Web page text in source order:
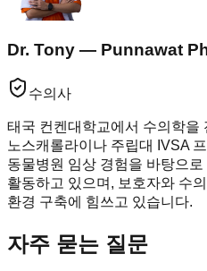
Dr. Tony — Punnawat
수의사
태국 컨켄대학교에서 수의학을
노스캐롤라이나 주립대 IVSA
동물병원 임상 경험을 바탕으
활동하고 있으며, 보호자와 수
환경 구축에 힘쓰고 있습니다.
자주 묻는 질문